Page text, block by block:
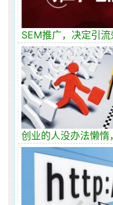
SEM推广，决定引流
因素有哪些呢？
创业的人没办法懒惰
法不尽心尽力